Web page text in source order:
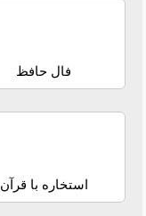
فال حافظ
استخاره با قرآن